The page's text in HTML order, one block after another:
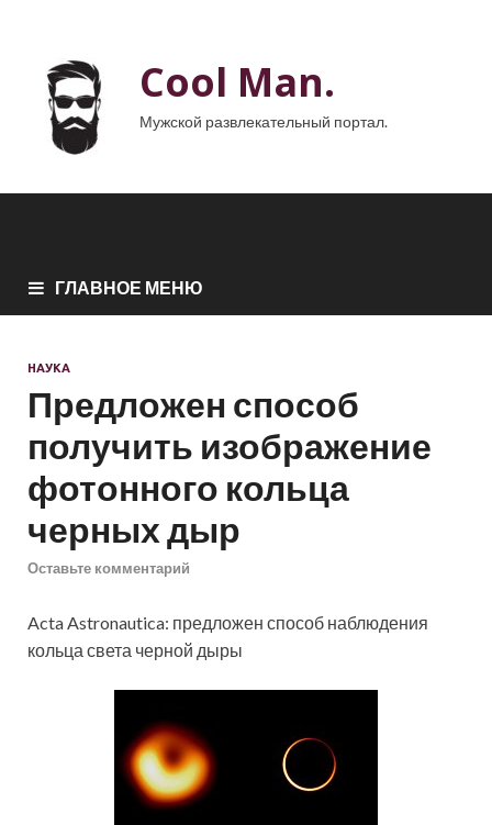
Cool Man.
Мужской развлекательный портал.
ГЛАВНОЕ МЕНЮ
НАУКА
Предложен способ
получить изображение
фотонного кольца
черных дыр
Оставьте комментарий
Acta Astronautica: предложен способ наблюдения
кольца света черной дыры